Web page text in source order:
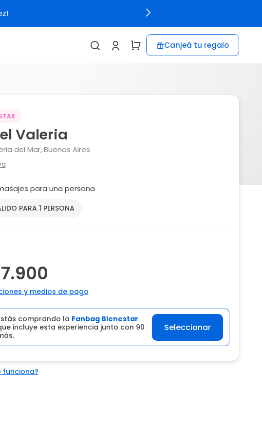
Canjeá tu regalo
Valeria
del Mar, Buenos Aires
para una persona
PARA 1 PERSONA
y medios de pago
comprando la Fanbag Bienestar
incluye esta experiencia junto con 90
Seleccionar
funciona?